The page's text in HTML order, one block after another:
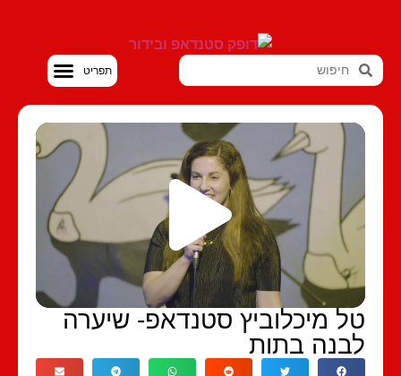
מיכלוביץ סטנדאפ- שיערה
בתות